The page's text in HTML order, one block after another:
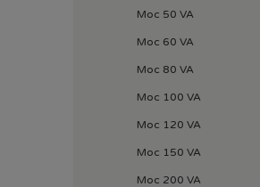
Moc 50 VA
Moc 60 VA
Moc 80 VA
Moc 100 VA
Moc 120 VA
Moc 150 VA
Moc 200 VA